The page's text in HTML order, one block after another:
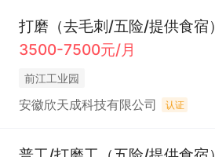
打磨（去毛刺/五险/提供食宿）
3500-7500元/月
前江工业园
安徽欣天成科技有限公司 认证